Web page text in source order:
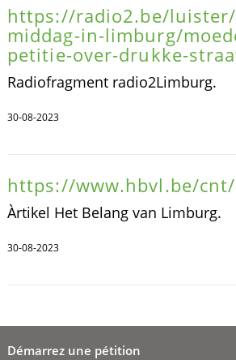
https://radio2.be/
middag-in-limburg/
petitie-over-drukke-
Radiofragment radio2Limburg.
30-08-2023
https://www.hbvl.be/
Àrtikel Het Belang van Limburg.
30-08-2023
Démarrez une pétition